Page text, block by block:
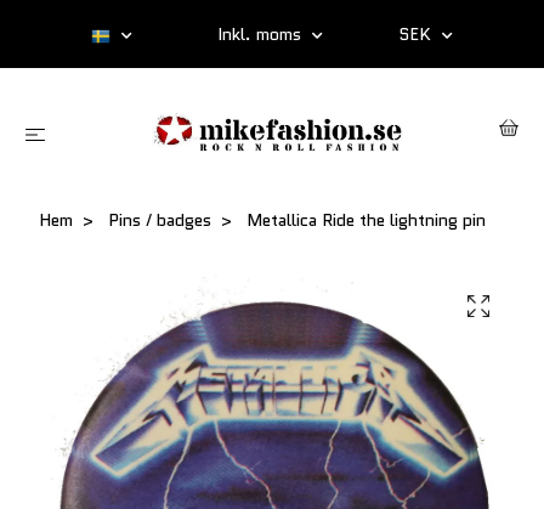
Inkl. moms SEK
Hem Pins / badges Metallica Ride the lightning pin